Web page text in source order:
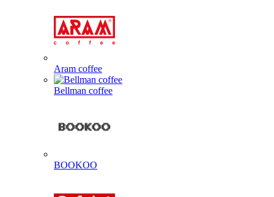
Aram coffee
Bellman coffee
BOOKOO